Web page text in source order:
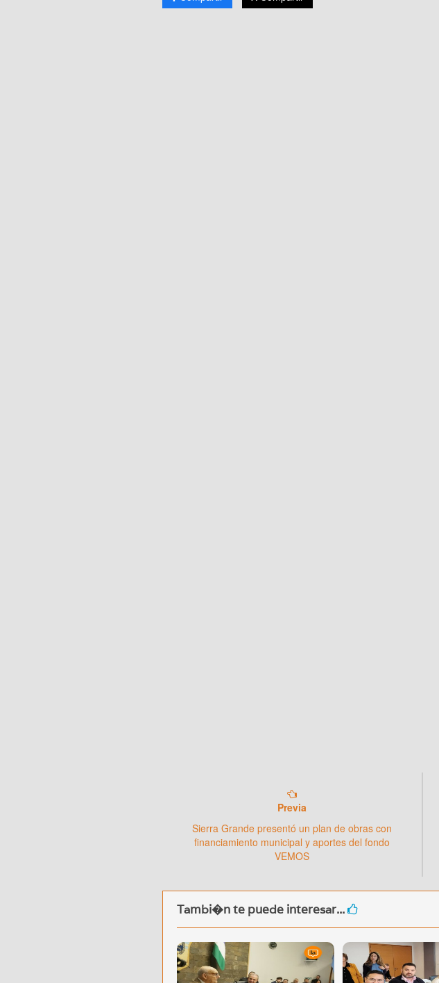
Previa
Sierra Grande presentó un plan de obras con
financiamiento municipal y aportes del fondo
VEMOS
Tambi�n te puede interesar...